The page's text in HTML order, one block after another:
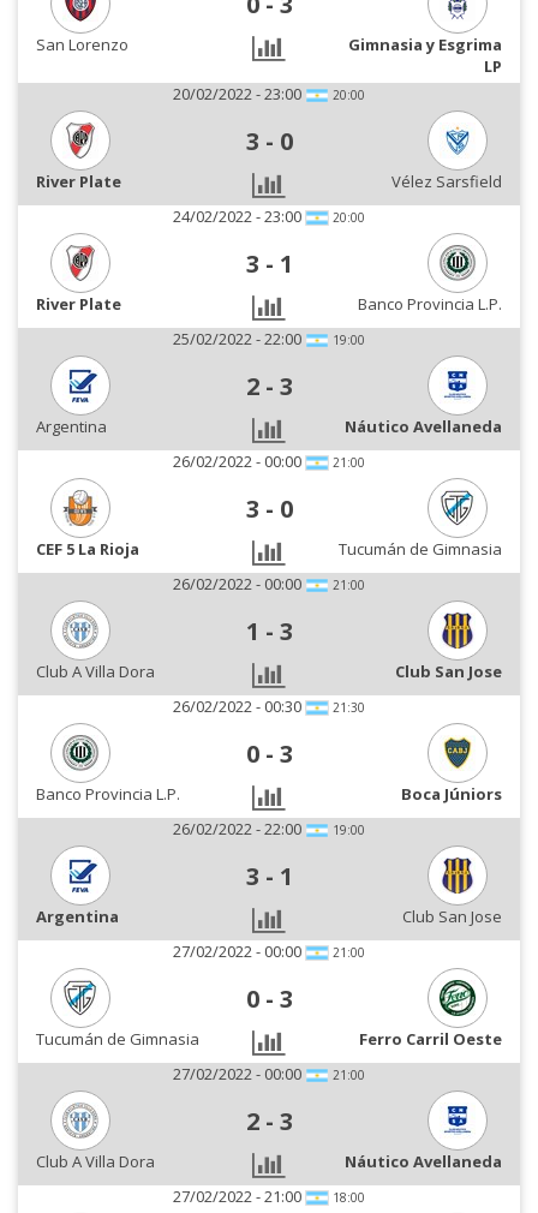
San Lorenzo
Gimnasia y Esgrima
LP
20/02/2022 - 23:00
20:00
3 - 0
River Plate
Vélez Sarsfield
24/02/2022 - 23:00
20:00
3 - 1
River Plate
Banco Provincia L.P.
25/02/2022 - 22:00
19:00
2 - 3
Argentina
Náutico Avellaneda
26/02/2022 - 00:00
21:00
3 - 0
CEF 5 La Rioja
Tucumán de Gimnasia
26/02/2022 - 00:00
21:00
1 - 3
Club A Villa Dora
Club San Jose
26/02/2022 - 00:30
21:30
0 - 3
Banco Provincia L.P.
Boca Júniors
26/02/2022 - 22:00
19:00
3 - 1
Argentina
Club San Jose
27/02/2022 - 00:00
21:00
0 - 3
Tucumán de Gimnasia
Ferro Carril Oeste
27/02/2022 - 00:00
21:00
2 - 3
Club A Villa Dora
Náutico Avellaneda
27/02/2022 - 21:00
18:00